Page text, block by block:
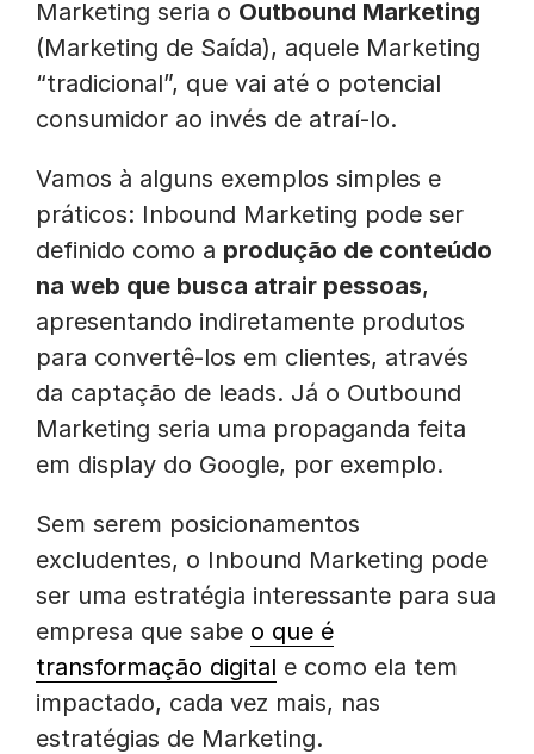
Marketing seria o Outbound Marketing
(Marketing de Saída), aquele Marketing
“tradicional”, que vai até o potencial
consumidor ao invés de atraí-lo.
Vamos à alguns exemplos simples e
práticos: Inbound Marketing pode ser
definido como a produção de conteúdo
na web que busca atrair pessoas,
apresentando indiretamente produtos
para convertê-los em clientes, através
da captação de leads. Já o Outbound
Marketing seria uma propaganda feita
em display do Google, por exemplo.
Sem serem posicionamentos
excludentes, o Inbound Marketing pode
ser uma estratégia interessante para sua
empresa que sabe o que é
transformação digital e como ela tem
impactado, cada vez mais, nas
estratégias de Marketing.